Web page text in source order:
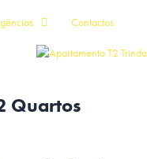
Contactos
Quartos